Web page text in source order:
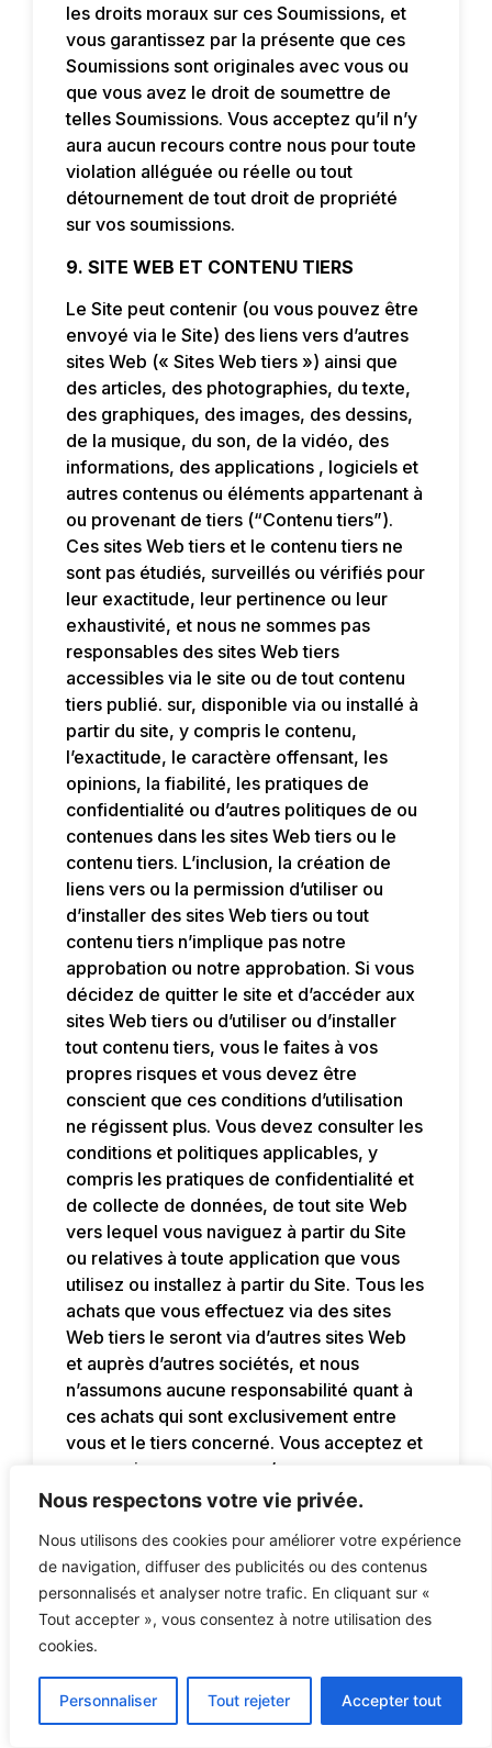
Nous respectons votre vie privée.
Nous utilisons des cookies pour améliorer votre expérience
de navigation, diffuser des publicités ou des contenus
personnalisés et analyser notre trafic. En cliquant sur «
Tout accepter », vous consentez à notre utilisation des
cookies.
Personnaliser Tout rejeter Accepter tout
les droits moraux sur ces Soumissions, et
vous garantissez par la présente que ces
Soumissions sont originales avec vous ou
que vous avez le droit de soumettre de
telles Soumissions. Vous acceptez qu’il n’y
aura aucun recours contre nous pour toute
violation alléguée ou réelle ou tout
détournement de tout droit de propriété
sur vos soumissions.
9. SITE WEB ET CONTENU TIERS
Le Site peut contenir (ou vous pouvez être
envoyé via le Site) des liens vers d’autres
sites Web (« Sites Web tiers ») ainsi que
des articles, des photographies, du texte,
des graphiques, des images, des dessins,
de la musique, du son, de la vidéo, des
informations, des applications , logiciels et
autres contenus ou éléments appartenant à
ou provenant de tiers (“Contenu tiers”).
Ces sites Web tiers et le contenu tiers ne
sont pas étudiés, surveillés ou vérifiés pour
leur exactitude, leur pertinence ou leur
exhaustivité, et nous ne sommes pas
responsables des sites Web tiers
accessibles via le site ou de tout contenu
tiers publié. sur, disponible via ou installé à
partir du site, y compris le contenu,
l’exactitude, le caractère offensant, les
opinions, la fiabilité, les pratiques de
confidentialité ou d’autres politiques de ou
contenues dans les sites Web tiers ou le
contenu tiers. L’inclusion, la création de
liens vers ou la permission d’utiliser ou
d’installer des sites Web tiers ou tout
contenu tiers n’implique pas notre
approbation ou notre approbation. Si vous
décidez de quitter le site et d’accéder aux
sites Web tiers ou d’utiliser ou d’installer
tout contenu tiers, vous le faites à vos
propres risques et vous devez être
conscient que ces conditions d’utilisation
ne régissent plus. Vous devez consulter les
conditions et politiques applicables, y
compris les pratiques de confidentialité et
de collecte de données, de tout site Web
vers lequel vous naviguez à partir du Site
ou relatives à toute application que vous
utilisez ou installez à partir du Site. Tous les
achats que vous effectuez via des sites
Web tiers le seront via d’autres sites Web
et auprès d’autres sociétés, et nous
n’assumons aucune responsabilité quant à
ces achats qui sont exclusivement entre
vous et le tiers concerné. Vous acceptez et
reconnaissez que nous n’approuvons pas
les produits ou services proposés sur les
indemnes de tout préjudice causé par
votre achat de ces produits ou services. De
plus, vous devez nous tenir indemnes de
toute perte subie par vous ou de tout
dommage qui vous est causé en rapport
avec ou résultant de quelque manière que
ce soit de tout contenu tiers ou de tout
contact avec des sites Web tiers.